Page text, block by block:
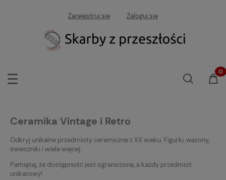
Zarejestruj się Zaloguj się
Ceramika Vintage i Retro
Odkryj unikalne przedmioty ceramiczne z XX wieku. Figurki, wazony,
świeczniki i wiele więcej.
Pamiętaj, że dostępność jest ograniczona, a każdy przedmiot
unikatowy!